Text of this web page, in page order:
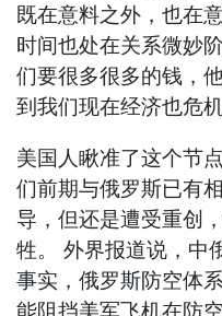
既在意料之外，也在
时间也处在关系微妙
们要很多很多的钱，
到我们现在经济也危
美国人瞅准了这个节
们前期与俄罗斯已有
导，但还是遭受重创
牲。 外界报道说，中
事实，俄罗斯防空体